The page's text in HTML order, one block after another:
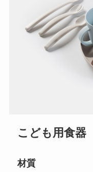
こども用食器
材質